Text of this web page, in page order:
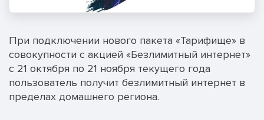
При подключении нового пакета «Тарифище» в
совокупности с акцией «Безлимитный интернет»
с 21 октября по 21 ноября текущего года
пользователь получит безлимитный интернет в
пределах домашнего региона.